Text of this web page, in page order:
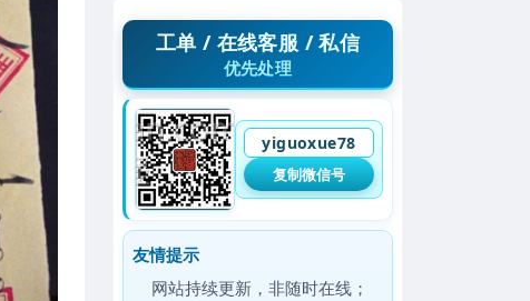
工单 / 在线客服 / 私信
优先处理
yiguoxue78
复制微信号
友情提示
网站持续更新，非随时在线；